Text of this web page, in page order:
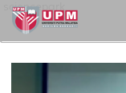
sciencepark